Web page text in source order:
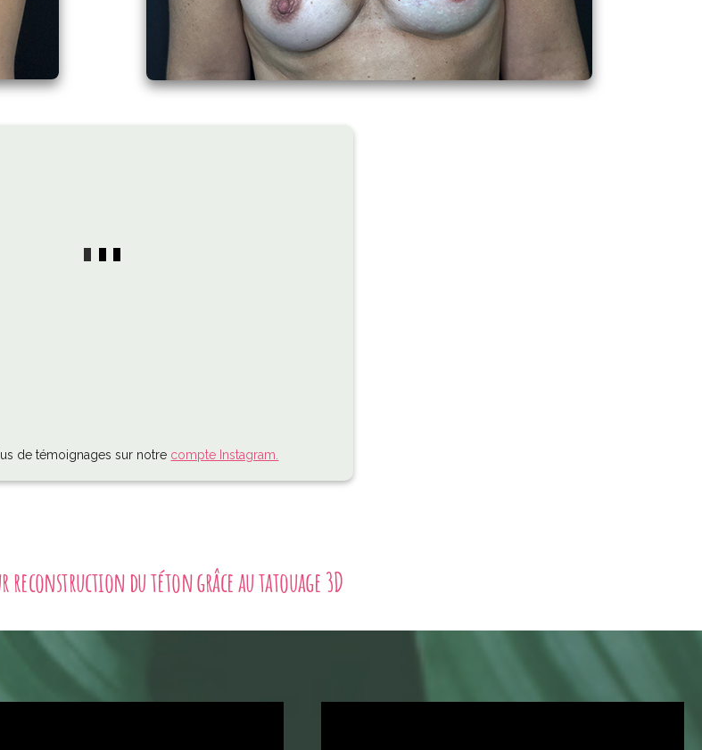
de témoignages sur notre compte Instagram.
reconstruction du téton grâce au tatouage 3D